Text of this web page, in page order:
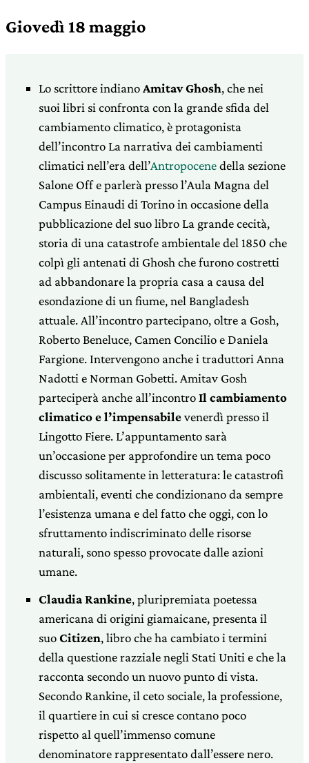
Giovedì 18 maggio
Lo scrittore indianoAmitav Ghosh, che nei
suoi libri si confronta con la grande sfida del
cambiamento climatico, è protagonista
dell’incontro La narrativa dei cambiamenti
climatici nell’era dell’Antropocenedella sezione
Salone Off e parlerà presso l’Aula Magna del
Campus Einaudi di Torino in occasione della
pubblicazione del suo libro La grande cecità,
storia di una catastrofe ambientale del 1850 che
colpì gli antenati di Ghosh che furono costretti
ad abbandonare la propria casa a causa del
esondazione di un fiume, nel Bangladesh
attuale. All’incontro partecipano, oltre a Gosh,
Roberto Beneluce, Camen Concilio e Daniela
Fargione. Intervengono anche i traduttori Anna
Nadotti e Norman Gobetti. Amitav Gosh
parteciperà anche all’incontroIl cambiamento
climatico e l’impensabilevenerdì presso il
Lingotto Fiere. L’appuntamento sarà
un’occasione per approfondire un tema poco
discusso solitamente in letteratura: le catastrofi
ambientali, eventi che condizionano da sempre
l’esistenza umana e del fatto che oggi, con lo
sfruttamento indiscriminato delle risorse
naturali, sono spesso provocate dalle azioni
umane.
Claudia Rankine, pluripremiata poetessa
americana di origini giamaicane, presenta il
suoCitizen, libro che ha cambiato i termini
della questione razziale negli Stati Uniti e che la
racconta secondo un nuovo punto di vista.
Secondo Rankine, il ceto sociale, la professione,
il quartiere in cui si cresce contano poco
rispetto al quell’immenso comune
denominatore rappresentato dall’essere nero.